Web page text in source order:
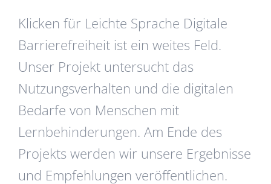
Klicken für Leichte Sprache Digitale
Barrierefreiheit ist ein weites Feld.
Unser Projekt untersucht das
Nutzungsverhalten und die digitalen
Bedarfe von Menschen mit
Lernbehinderungen. Am Ende des
Projekts werden wir unsere Ergebnisse
und Empfehlungen veröffentlichen.